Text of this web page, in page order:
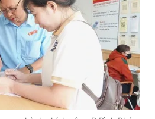
Liên hệ quảng cáo
0908 780 404
RSS Tòa soạn Chính sách bảo